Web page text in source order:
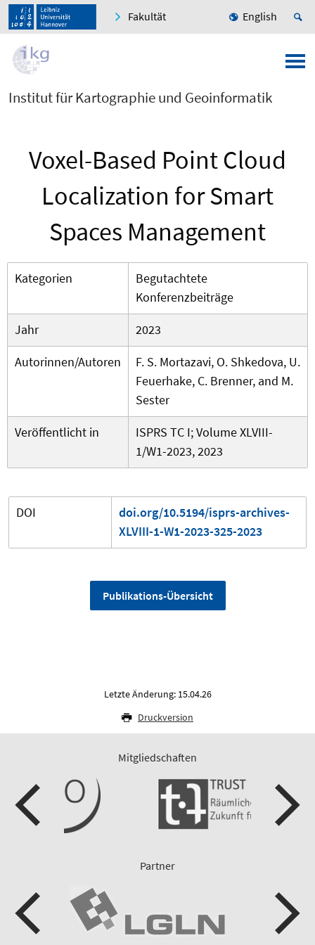
Fakultät English
Institut für Kartographie und Geoinformatik
Voxel-Based Point Cloud
Localization for Smart
Spaces Management
Kategorien
Begutachtete
Konferenzbeiträge
Jahr
2023
Autorinnen/Autoren
F. S. Mortazavi, O. Shkedova, U.
Feuerhake, C. Brenner, and M.
Sester
Veröffentlicht in
ISPRS TC I; Volume XLVIII-
1/W1-2023, 2023
DOI
doi.org/10.5194/isprs-archives-
XLVIII-1-W1-2023-325-2023
Publikations-Übersicht
Letzte Änderung: 15.04.26
Druckversion
Mitgliedschaften
Partner